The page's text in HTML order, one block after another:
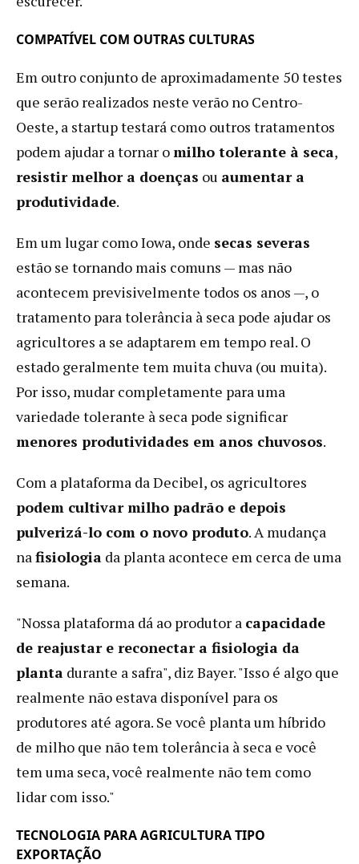
COMPATÍVEL COM OUTRAS CULTURAS
Em outro conjunto de aproximadamente 50 testes
que serão realizados neste verão no Centro-
Oeste, a startup testará como outros tratamentos
podem ajudar a tornar omilho tolerante à seca,
resistir melhor a doenças ou aumentar a
produtividade.
Em um lugar como Iowa, onde secas severas
estão se tornando mais comuns — mas não
acontecem previsivelmente todos os anos —, o
tratamento para tolerância à seca pode ajudar os
agricultores a se adaptarem em tempo real. O
estado geralmente tem muita chuva (ou muita).
Por isso, mudar completamente para uma
variedade tolerante à seca pode significar
menores produtividades em anos chuvosos.
Com a plataforma da Decibel, os agricultores
podem cultivar milho padrão e depois
pulverizá-lo com o novo produto. A mudança
nafisiologia da planta acontece em cerca de uma
semana.
"Nossa plataforma dá ao produtor a capacidade
de reajustar e reconectar a fisiologia da
planta durante a safra", diz Bayer. "Isso é algo que
realmente não estava disponível para os
produtores até agora. Se você planta um híbrido
de milho que não tem tolerância à seca e você
tem uma seca, você realmente não tem como
lidar com isso."
TECNOLOGIA PARA AGRICULTURA TIPO
EXPORTAÇÃO